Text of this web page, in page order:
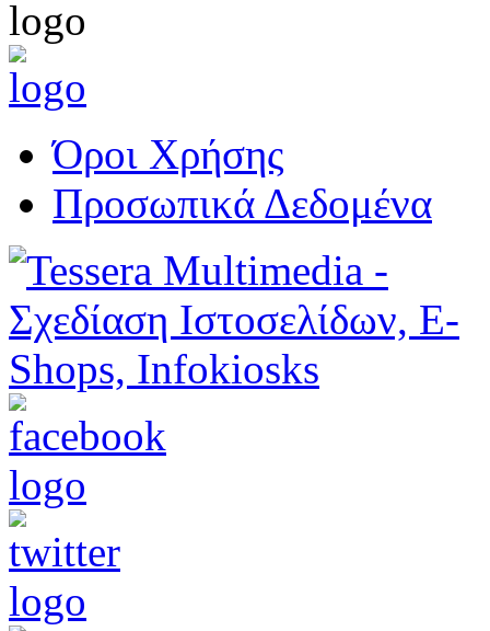
Όροι Χρήσης
Προσωπικά Δεδομένα